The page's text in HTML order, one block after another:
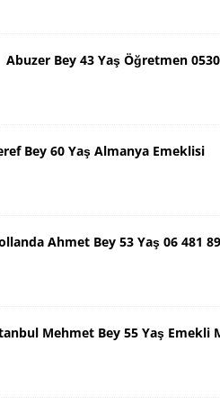
Abuzer Bey 43 Yaş Öğretmen
Bey 60 Yaş Almanya Emeklisi
Ahmet Bey 53 Yaş 06 481
Mehmet Bey 55 Yaş Emekli